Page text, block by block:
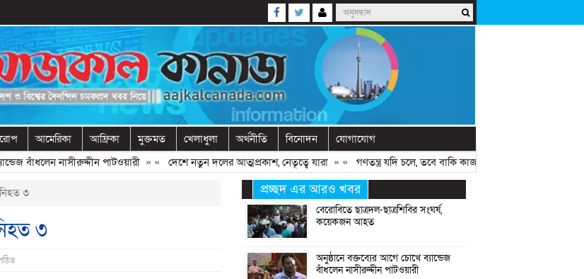
আমেরিকা আফ্রিকা মুক্তমত খেলাধুলা অর্থনীতি বিনোদন যোগাযোগ
নাসীরুদ্দীন পাটওয়ারী» « দেশে নতুন দলের আত্মপ্রকাশ, নেতৃত্বে যারা» « গণতন্ত্র যদি চলে, তবে বাকি কাজগুলো হয়ে যায়: মির্জা ফখরুল
নিহত ৩
৩
প্রচ্ছদ এর আরও খবর
বেরোবিতে ছাত্রদল-ছাত্রশিবির সংঘর্ষ,
কয়েকজন আহত
অনুষ্ঠানে বক্তব্যের আগে চোখে ব্যান্ডেজ
বাঁধলেন নাসীরুদ্দীন পাটওয়ারী